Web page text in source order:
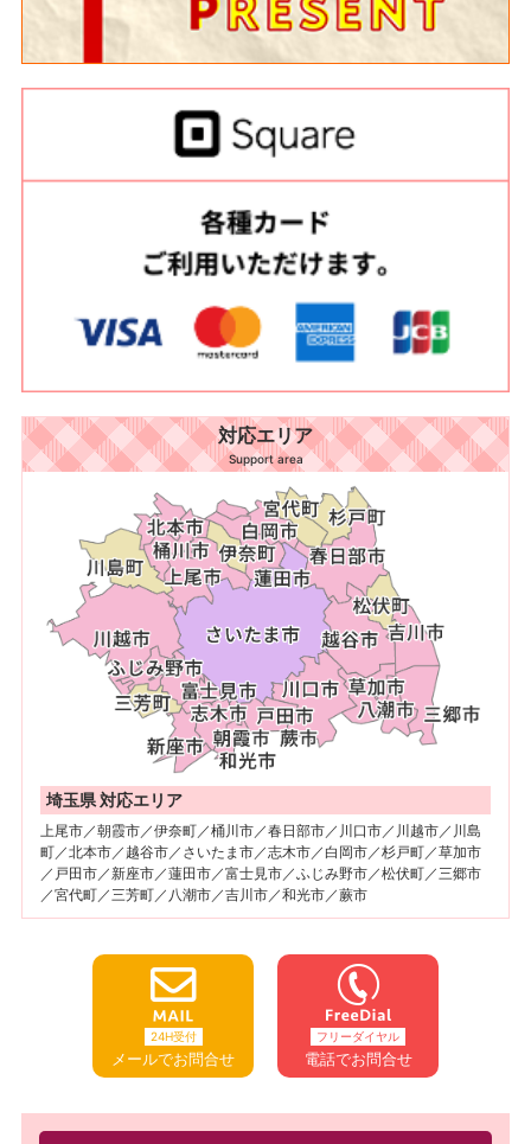
対応エリア
Support area
埼玉県 対応エリア
上尾市／朝霞市／伊奈町／桶川市／春日部市／川口市／川越市／川島
町／北本市／越谷市／さいたま市／志木市／白岡市／杉戸町／草加市
／戸田市／新座市／蓮田市／富士見市／ふじみ野市／松伏町／三郷市
／宮代町／三芳町／八潮市／吉川市／和光市／蕨市
24H受付
メールでお問合せ
フリーダイヤル
電話でお問合せ